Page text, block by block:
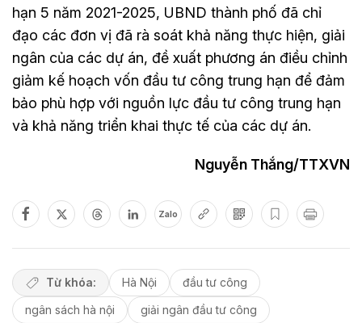
hạn 5 năm 2021-2025, UBND thành phố đã chỉ
đạo các đơn vị đã rà soát khả năng thực hiện, giải
ngân của các dự án, đề xuất phương án điều chỉnh
giảm kế hoạch vốn đầu tư công trung hạn để đảm
bảo phù hợp với nguồn lực đầu tư công trung hạn
và khả năng triển khai thực tế của các dự án.
Nguyễn Thắng/TTXVN
Zalo
Từ khóa: Hà Nội
đầu tư công
ngân sách hà nội
giải ngân đầu tư công